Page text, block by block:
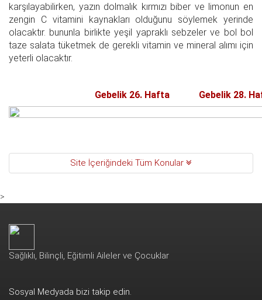
karşılayabilirken, yazın dolmalık kırmızı biber ve limonun en
zengin C vitamini kaynakları olduğunu söylemek yerinde
olacaktır. bununla birlikte yeşil yapraklı sebzeler ve bol bol
taze salata tüketmek de gerekli vitamin ve mineral alımı için
yeterli olacaktır.
Gebelik 26. Hafta Gebelik 28.
Site İçeriğindeki Tüm Konular
>
Sağlıklı, Bilinçli, Eğitimli Aileler ve Çocuklar
Sosyal Medyada bizi takip edin.